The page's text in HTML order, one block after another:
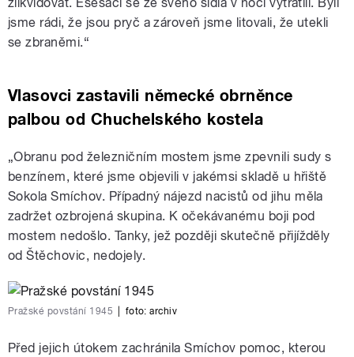
jsme rádi, že jsou pryč a zároveň jsme litovali, že utekli
se zbraněmi.“
Vlasovci zastavili německé obrněnce
palbou od Chuchelského kostela
„Obranu pod železničním mostem jsme zpevnili sudy s
benzínem, které jsme objevili v jakémsi skladě u hřiště
Sokola Smíchov. Případný nájezd nacistů od jihu měla
zadržet ozbrojená skupina. K očekávanému boji pod
mostem nedošlo. Tanky, jež později skutečně přijížděly
od Štěchovic, nedojely.
Pražské povstání 1945 foto:archiv
Před jejich útokem zachránila Smíchov pomoc, kterou